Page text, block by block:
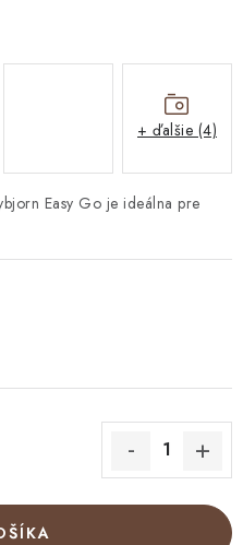
Easy Go je ideálna pre
+ ďalšie (4)